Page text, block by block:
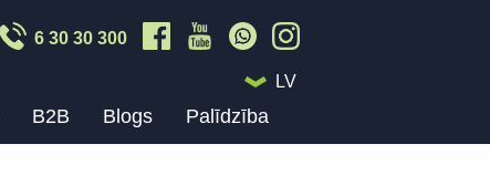
6 30 30 300
LV
B2B Blogs Palīdzība